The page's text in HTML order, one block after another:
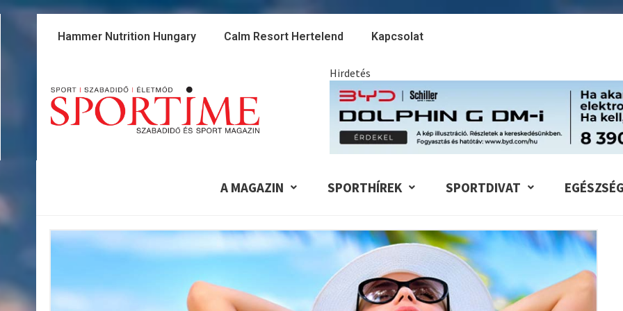
Skip
Hammer Nutrition Hungary Calm Resort Hertelend Kapcsolat
Hirdetés
A MAGAZIN SPORTHÍREK SPORTDIVAT EGÉSZSÉG